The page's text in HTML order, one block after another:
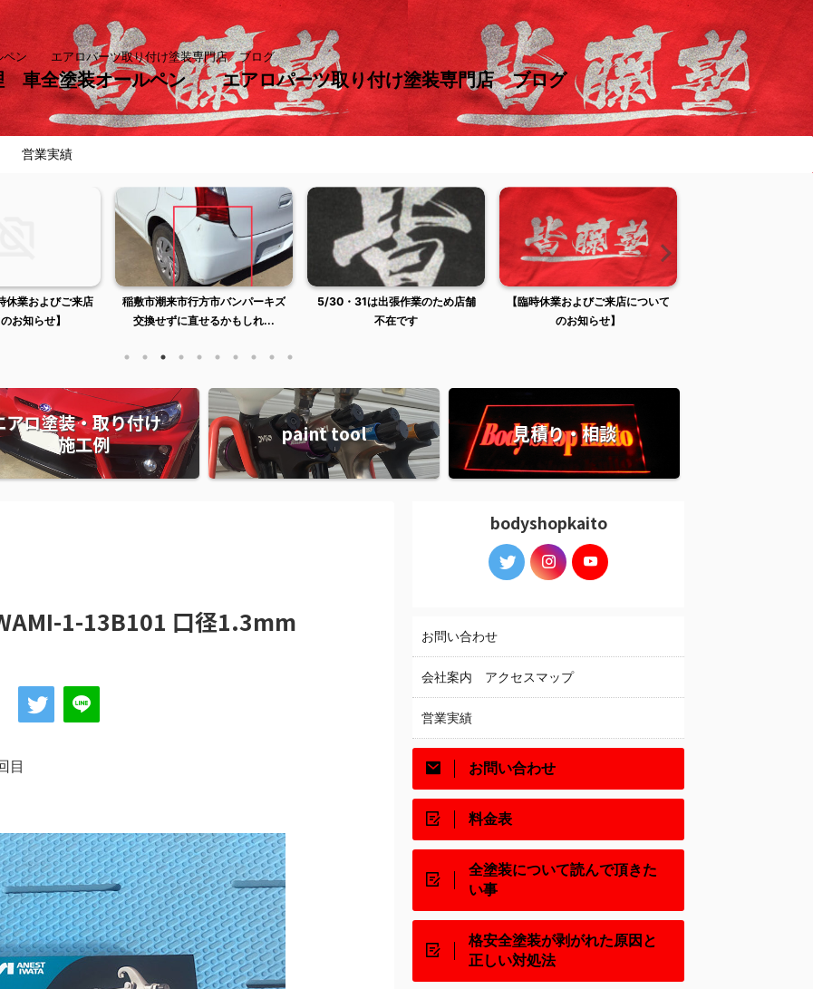
ペン エアロパーツ取り付け塗装専門店 ブログ
車全塗装オールペン エアロパーツ取り付け塗装専門店 ブログ
営業実績
方市バンパーキズ
せるかもしれ...
5/30・31は出張作業のため店舗
不在です
【臨時休業およびご来店について
のお知らせ】
【臨時休業およびご来店について
のお知らせ】
アロ塗装・取り付け
施工例
paint tool 見積り・相談
1-13B101 口径1.3mm
目
bodyshopkaito
お問い合わせ
会社案内 アクセスマップ
営業実績
お問い合わせ
料金表
全塗装について読んで頂きた
い事
格安全塗装が剥がれた原因と
正しい対処法